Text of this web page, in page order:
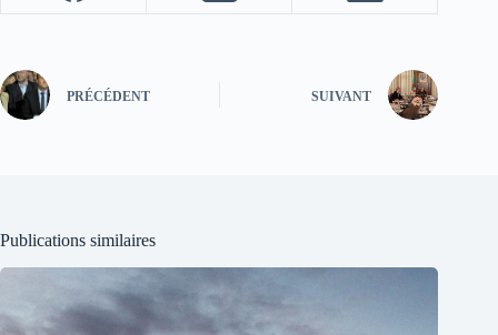
PRÉCÉDENT SUIVANT
Publications similaires